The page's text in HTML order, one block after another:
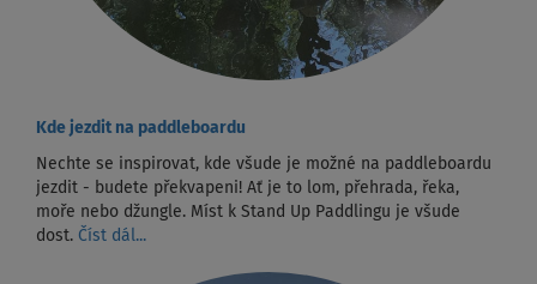
Kde jezdit na paddleboardu
Nechte se inspirovat, kde všude je možné na paddleboardu
jezdit - budete překvapeni! Ať je to lom, přehrada, řeka,
moře nebo džungle. Míst k Stand Up Paddlingu je všude
dost. Číst dál...